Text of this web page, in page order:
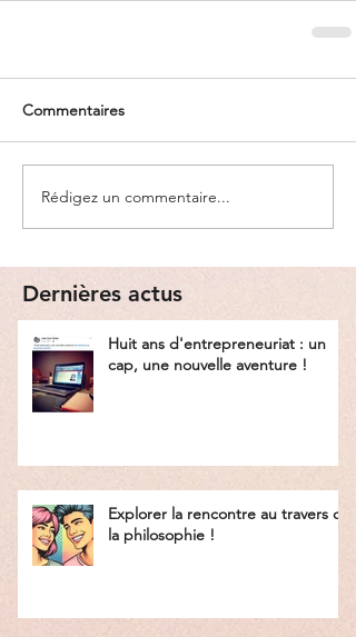
Commentaires
Rédigez un commentaire...
Dernières actus
Huit ans d'entrepreneuriat : un
cap, une nouvelle aventure !
Explorer la rencontre au travers de
la philosophie !